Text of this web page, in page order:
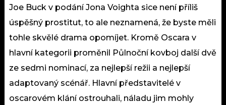
Joe Buck v podání Jona Voighta sice není příliš
úspěšný prostitut, to ale neznamená, že byste měli
tohle skvělé drama opomíjet. Kromě Oscara v
hlavní kategorii proměnil Půlnoční kovboj další dvě
ze sedmi nominací, za nejlepší režii a nejlepší
adaptovaný scénář. Hlavní představitelé v
oscarovém klání ostrouhali, náladu jim mohly